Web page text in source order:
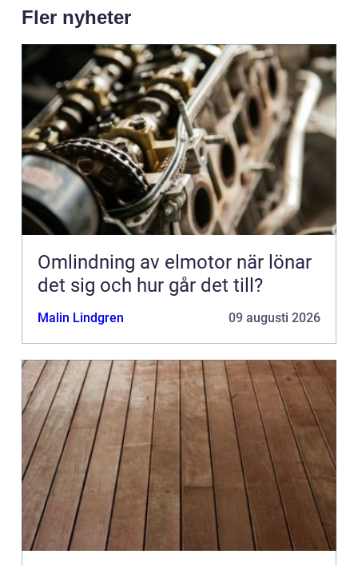
Fler nyheter
Omlindning av elmotor när lönar
det sig och hur går det till?
Malin Lindgren 09 augusti 2026